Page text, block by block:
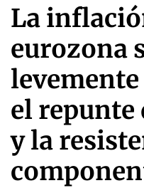
La
eurozona
el repunte
y la